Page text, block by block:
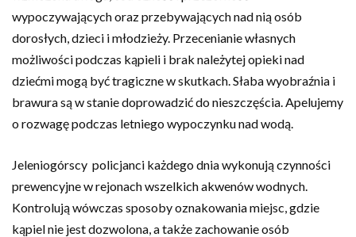
wypoczywających oraz przebywających nad nią osób
dorosłych, dzieci i młodzieży. Przecenianie własnych
możliwości podczas kąpieli i brak należytej opieki nad
dziećmi mogą być tragiczne w skutkach. Słaba wyobraźnia i
brawura są w stanie doprowadzić do nieszczęścia. Apelujemy
o rozwagę podczas letniego wypoczynku nad wodą.
Jeleniogórscy policjanci każdego dnia wykonują czynności
prewencyjne w rejonach wszelkich akwenów wodnych.
Kontrolują wówczas sposoby oznakowania miejsc, gdzie
kąpiel nie jest dozwolona, a także zachowanie osób